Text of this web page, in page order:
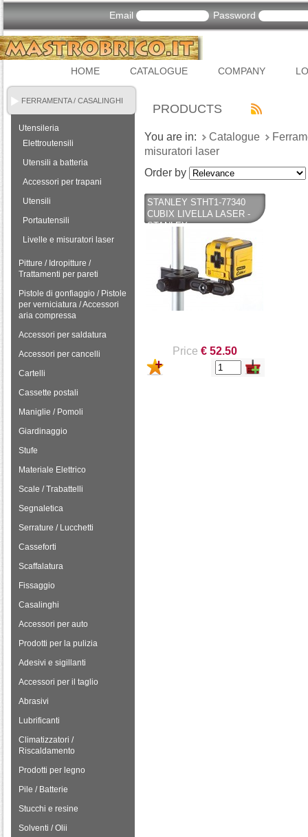
Email Password
HOME CATALOGUE COMPANY
FERRAMENTA / CASALINGHI
Utensileria
Elettroutensili
Utensili a batteria
Accessori per trapani
Utensili
Portautensili
Livelle e misuratori laser
Pitture / Idropitture /
Trattamenti per pareti
Pistole di gonfiaggio / Pistole
per verniciatura / Accessori
aria compressa
Accessori per saldatura
Accessori per cancelli
Cartelli
Cassette postali
Maniglie / Pomoli
Giardinaggio
Stufe
Materiale Elettrico
Scale / Trabattelli
Segnaletica
Serrature / Lucchetti
Casseforti
Scaffalatura
Fissaggio
Casalinghi
Accessori per auto
Prodotti per la pulizia
Adesivi e sigillanti
Accessori per il taglio
Abrasivi
Lubrificanti
Climatizzatori /
Riscaldamento
Prodotti per legno
Pile / Batterie
Stucchi e resine
Solventi / Olii
PRODUCTS
You are in: Catalogue
misuratori laser
Order by
STANLEY STHT1-77340
CUBIX LIVELLA LASER -
STANLEY
Price € 52.50